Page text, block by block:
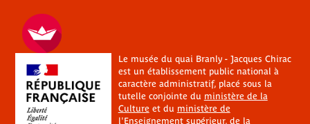
Le musée du quai Branly - Jacques Chirac
est un établissement public national à
caractère administratif, placé sous la
tutelle conjointe du ministère de la
Cultureet du ministère de
l'Enseignement supérieur, de la